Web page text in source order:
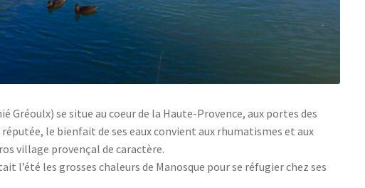
se situe au coeur de la Haute-Provence, aux portes des
le bienfait de ses eaux convient aux rhumatismes et aux
village provençal de caractère.
l’été les grosses chaleurs de Manosque pour se réfugier chez ses